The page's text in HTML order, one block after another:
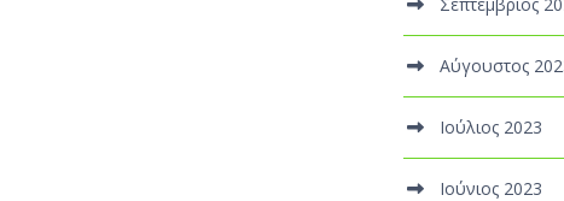
Αύγουστος
Ιούλιος 2023
Ιούνιος 2023